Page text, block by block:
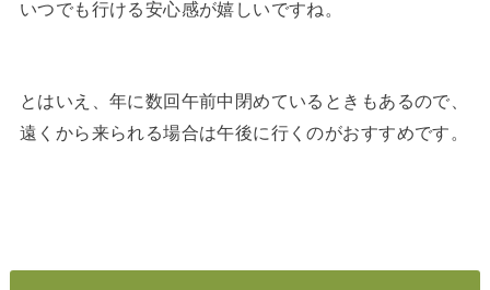
いつでも行ける安心感が嬉しいですね。
とはいえ、年に数回午前中閉めているときもあるので、
遠くから来られる場合は午後に行くのがおすすめです。